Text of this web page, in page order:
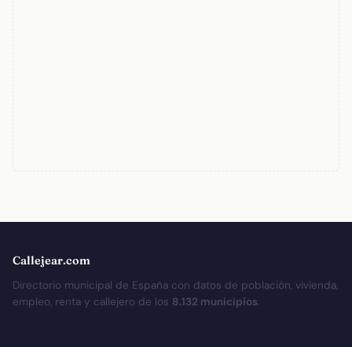
Callejear.com
Directorio municipal de España con datos de población, vivienda,
empleo, renta y callejero de los 8.132 municipios.